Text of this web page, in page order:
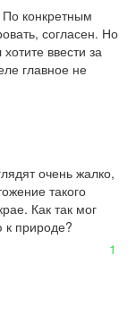
конкретным
согласен. Но
ввести за
главное не
очень жалко,
такого
Как так мог
к природе?
1